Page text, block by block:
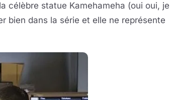
célèbre statue Kamehameha (oui oui, je
bien dans la série et elle ne représente